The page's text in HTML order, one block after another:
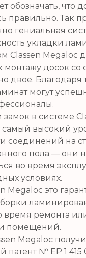
обозначать, что
правильно. Так
гениальная
укладки
Classen Megaloc
монтажу досок со
двое. Благодаря
могут
в системе
самый высокий
соединений на
пола — они
во время
условиях.
Megaloc это
время ремонта
помещений.
Megaloc
патент № EP 1 415